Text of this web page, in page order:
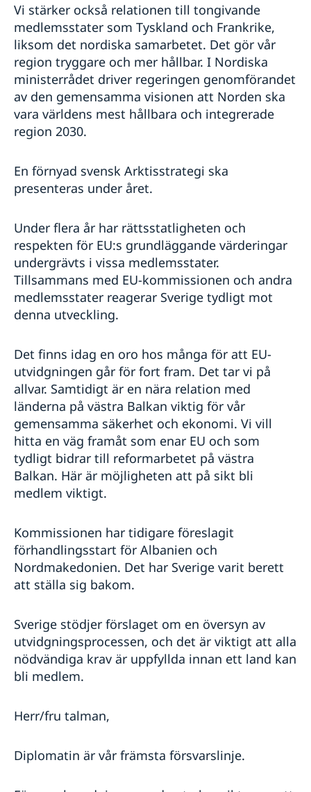
Vi stärker också relationen till tongivande
medlemsstater som Tyskland och Frankrike,
liksom det nordiska samarbetet. Det gör vår
region tryggare och mer hållbar. I Nordiska
ministerrådet driver regeringen genomförandet
av den gemensamma visionen att Norden ska
vara världens mest hållbara och integrerade
region 2030.
En förnyad svensk Arktisstrategi ska
presenteras under året.
Under flera år har rättsstatligheten och
respekten för EU:s grundläggande värderingar
undergrävts i vissa medlemsstater.
Tillsammans med EU-kommissionen och andra
medlemsstater reagerar Sverige tydligt mot
denna utveckling.
Det finns idag en oro hos många för att EU-
utvidgningen går för fort fram. Det tar vi på
allvar. Samtidigt är en nära relation med
länderna på västra Balkan viktig för vår
gemensamma säkerhet och ekonomi. Vi vill
hitta en väg framåt som enar EU och som
tydligt bidrar till reformarbetet på västra
Balkan. Här är möjligheten att på sikt bli
medlem viktigt.
Kommissionen har tidigare föreslagit
förhandlingsstart för Albanien och
Nordmakedonien. Det har Sverige varit berett
att ställa sig bakom.
Sverige stödjer förslaget om en översyn av
utvidgningsprocessen, och det är viktigt att alla
nödvändiga krav är uppfyllda innan ett land kan
bli medlem.
Herr/fru talman,
Diplomatin är vår främsta försvarslinje.